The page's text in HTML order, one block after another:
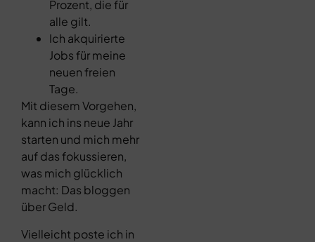
Prozent, die für
alle gilt.
Ich akquirierte
Jobs für meine
neuen freien
Tage.
Mit diesem Vorgehen,
kann ich ins neue Jahr
starten und mich mehr
auf das fokussieren,
was mich glücklich
macht: Das bloggen
über Geld.
Vielleicht poste ich in